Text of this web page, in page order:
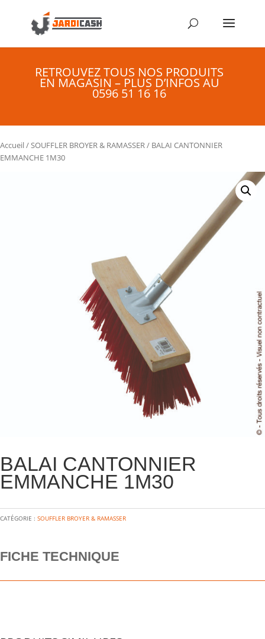
RETROUVEZ TOUS NOS PRODUITS
EN MAGASIN – PLUS D’INFOS AU
0596 51 16 16
Accueil/SOUFFLER BROYER & RAMASSER/ BALAI CANTONNIER
EMMANCHE 1M30
BALAI CANTONNIER
EMMANCHE 1M30
CATÉGORIE : SOUFFLER BROYER & RAMASSER
FICHE TECHNIQUE